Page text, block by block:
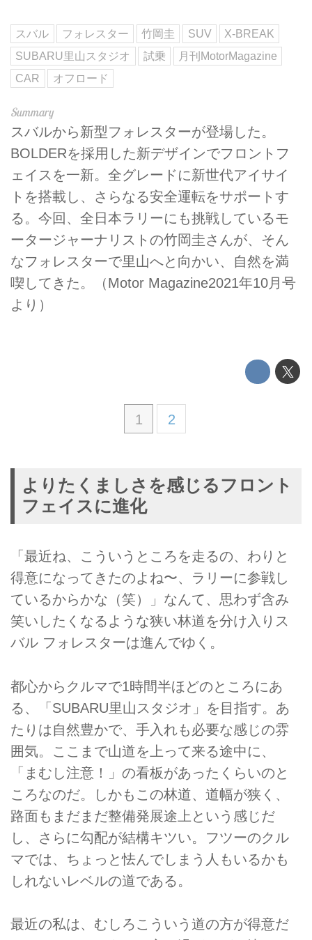
スバル フォレスター 竹岡圭 SUV
X-BREAK
SUBARU里山スタジオ
試乗
月刊MotorMagazine
CAR
オフロード
スバルから新型フォレスターが登場した。
BOLDERを採用した新デザインでフロントフ
ェイスを一新。全グレードに新世代アイサイ
トを搭載し、さらなる安全運転をサポートす
る。今回、全日本ラリーにも挑戦しているモ
ータージャーナリストの竹岡圭さんが、そん
なフォレスターで里山へと向かい、自然を満
喫してきた。（Motor Magazine2021年10月号
より）
1 2
よりたくましさを感じるフロント
フェイスに進化
「最近ね、こういうところを走るの、わりと
得意になってきたのよね〜、ラリーに参戦し
ているからかな（笑）」なんて、思わず含み
笑いしたくなるような狭い林道を分け入りス
バル フォレスターは進んでゆく。
都心からクルマで1時間半ほどのところにあ
る、「SUBARU里山スタジオ」を目指す。あ
たりは自然豊かで、手入れも必要な感じの雰
囲気。ここまで山道を上って来る途中に、
「まむし注意！」の看板があったくらいのと
ころなのだ。しかもこの林道、道幅が狭く、
路面もまだまだ整備発展途上という感じだ
し、さらに勾配が結構キツい。フツーのクル
マでは、ちょっと怯んでしまう人もいるかも
しれないレベルの道である。
最近の私は、むしろこういう道の方が得意だ